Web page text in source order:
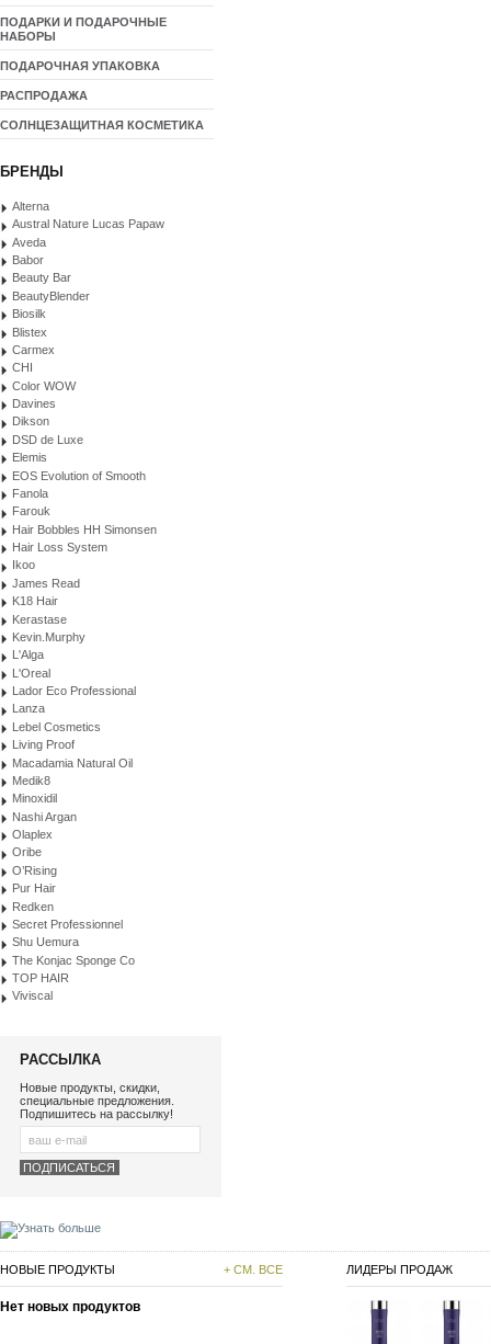
ПОДАРКИ И ПОДАРОЧНЫЕ
НАБОРЫ
ПОДАРОЧНАЯ УПАКОВКА
РАСПРОДАЖА
СОЛНЦЕЗАЩИТНАЯ КОСМЕТИКА
БРЕНДЫ
Alterna
Austral Nature Lucas Papaw
Aveda
Babor
Beauty Bar
BeautyBlender
Biosilk
Blistex
Carmex
CHI
Color WOW
Davines
Dikson
DSD de Luxe
Elemis
EOS Evolution of Smooth
Fanola
Farouk
Hair Bobbles HH Simonsen
Hair Loss System
Ikoo
James Read
K18 Hair
Kerastase
Kevin.Murphy
L'Alga
L'Oreal
Lador Eco Professional
Lanza
Lebel Cosmetics
Living Proof
Macadamia Natural Oil
Medik8
Minoxidil
Nashi Argan
Olaplex
Oribe
O’Rising
Pur Hair
Redken
Secret Professionnel
Shu Uemura
The Konjac Sponge Co
TOP HAIR
Viviscal
РАССЫЛКА
Новые продукты, скидки,
специальные предложения.
Подпишитесь на рассылку!
НОВЫЕ ПРОДУКТЫ + СМ. ВСЕ
Нет новых продуктов
ЛИДЕРЫ ПРОДАЖ